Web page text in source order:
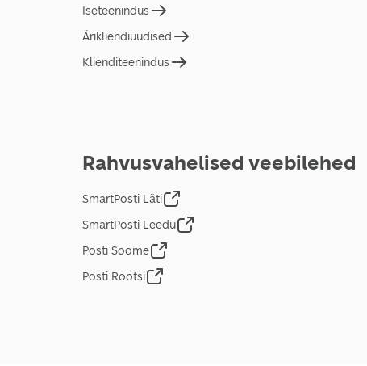
Iseteenindus
Ärikliendiuudised
Klienditeenindus
Rahvusvahelised veebilehed
SmartPosti Läti
SmartPosti Leedu
Posti Soome
Posti Rootsi